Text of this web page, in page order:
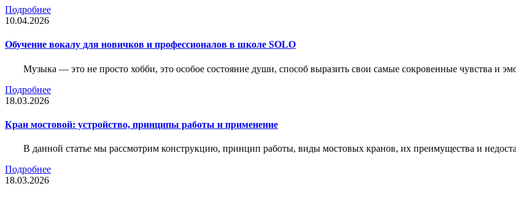
Подробнее
10.04.2026
Обучение вокалу для новичков и профессионалов в школе SOLO
Музыка — это не просто хобби, это особое состояние души, способ выразить свои самые сокровенные чувства и
Подробнее
18.03.2026
Кран мостовой: устройство, принципы работы и применение
В данной статье мы рассмотрим конструкцию, принцип работы, виды мостовых кранов, их преимущества и
Подробнее
18.03.2026